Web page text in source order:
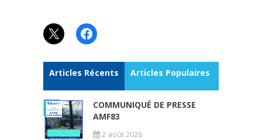
X Facebook
Articles Récents Articles Populaires
COMMUNIQUÉ DE PRESSE
AMF83
2 août 2026